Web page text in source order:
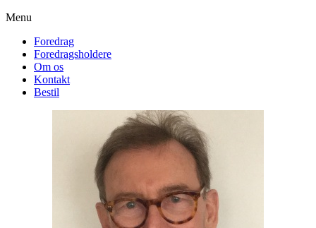
Menu
Foredrag
Foredragsholdere
Om os
Kontakt
Bestil